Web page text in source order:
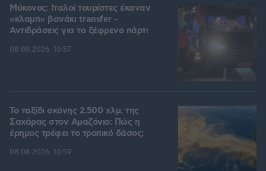
Μύκονος: Ιταλοί τουρίστες έκαναν
«κλαμπ» βανάκι transfer -
Αντιδράσεις για το ξέφρενο πάρτι
08.08.2026, 10:57
Το ταξίδι σκόνης 2.500 χλμ. της
Σαχάρας στον Αμαζόνιο: Πώς η
έρημος τρέφει το τροπικό δάσος;
08.08.2026, 10:59